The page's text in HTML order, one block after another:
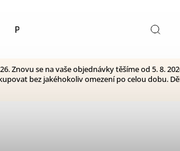
Pivo
Znovu se na vaše objednávky těšíme od 5. 8.
bez jakéhokoliv omezení po celou dobu.